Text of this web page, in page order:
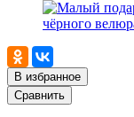
В избранное
Сравнить